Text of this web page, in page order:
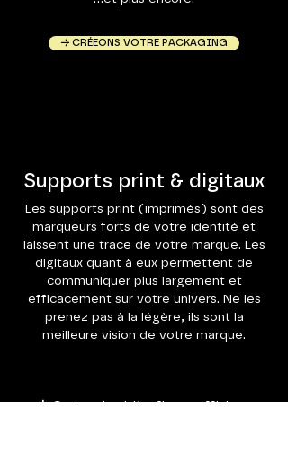
→ CRÉEONS VOTRE PACKAGING
Supports print & digitaux
Les supports print (imprimés) sont des
marqueurs forts de votre identité et
laissent une trace de votre marque. Les
digitaux quant à eux permettent de
communiquer plus largement et
efficacement sur votre univers. Ne les
prenez pas à la légère, ils sont la
meilleure vision de votre marque.
✲ Cartes de visite, flyers, affiches,